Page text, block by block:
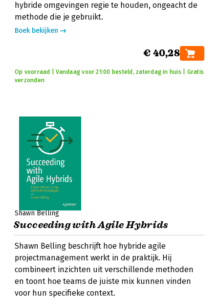
hybride omgevingen regie te houden, ongeacht de
methode die je gebruikt.
Boek bekijken
€ 40,28
Op voorraad | Vandaag voor 21:00 besteld, zaterdag in huis | Gratis
verzonden
Shawn Belling
Succeeding with Agile Hybrids
Shawn Belling beschrijft hoe hybride agile
projectmanagement werkt in de praktijk. Hij
combineert inzichten uit verschillende methoden
en toont hoe teams de juiste mix kunnen vinden
voor hun specifieke context.